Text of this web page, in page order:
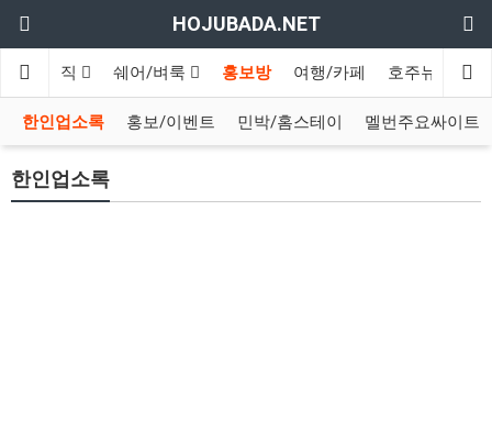
HOJUBADA.NET
구인/구직 쉐어/벼룩 홍보방 여행/카페 호주뉴스
한인업소록 홍보/이벤트 민박/홈스테이 멜번주요싸이트
한인업소록